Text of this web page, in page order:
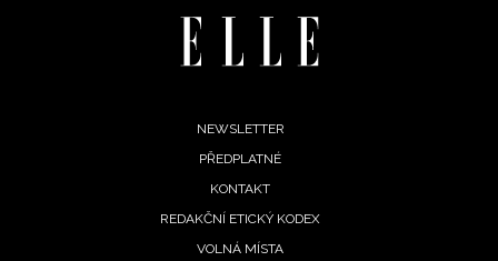
NEWSLETTER
PŘEDPLATNÉ
KONTAKT
REDAKČNÍ ETICKÝ KODEX
VOLNÁ MÍSTA